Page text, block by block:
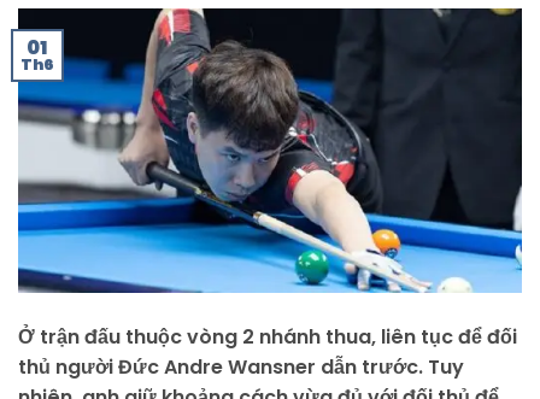
01
Th6
Ở trận đấu thuộc vòng 2 nhánh thua, liên tục để đối
thủ người Đức Andre Wansner dẫn trước. Tuy